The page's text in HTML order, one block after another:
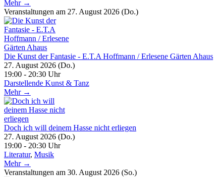
Mehr →
Veranstaltungen am 27. August 2026 (Do.)
Die Kunst der Fantasie - E.T.A Hoffmann / Erlesene Gärten Ahaus
27. August 2026 (Do.)
19:00 - 20:30 Uhr
Darstellende Kunst & Tanz
Mehr →
Doch ich will deinem Hasse nicht erliegen
27. August 2026 (Do.)
19:00 - 20:30 Uhr
Literatur, Musik
Mehr →
Veranstaltungen am 30. August 2026 (So.)